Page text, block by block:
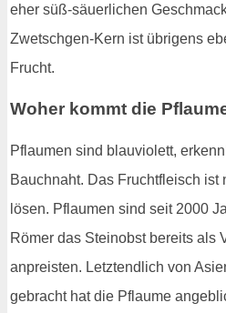
eher süß-säuerlichen
Zwetschgen-Kern ist übrigens
Frucht.
Woher kommt die
Pflaumen sind blauviolett,
Bauchnaht. Das Fruchtfleisch ist
lösen. Pflaumen sind seit 2000
Römer das Steinobst bereits als
anpreisten. Letztendlich von
gebracht hat die Pflaume